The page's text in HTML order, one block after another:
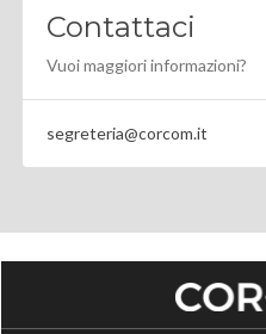
Contattaci
Vuoi maggiori informazioni?
segreteria@corcom.it